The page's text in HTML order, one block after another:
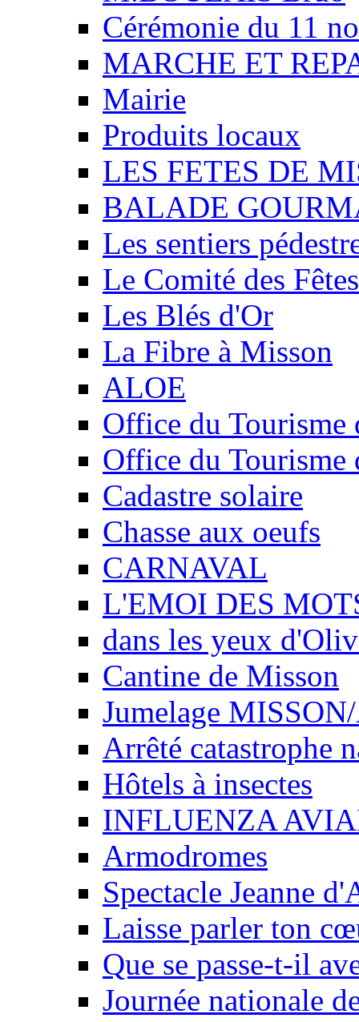
Cérémonie du 11
MARCHE ET
Mairie
Produits locaux
LES FETES DE
BALADE
Les sentiers
Le Comité des Fêtes
Les Blés d'Or
La Fibre à Misson
ALOE
Office du
Office du
Cadastre solaire
Chasse aux oeufs
CARNAVAL
L'EMOI DES
dans les yeux
Cantine de Misson
Jumelage
Arrêté catastrophe
Hôtels à insectes
INFLUENZA
Armodromes
Spectacle Jeanne
Laisse parler ton
Que se passe-t-il
Journée nationale